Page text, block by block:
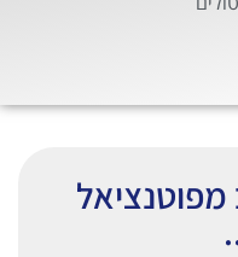
מפוטנציאל